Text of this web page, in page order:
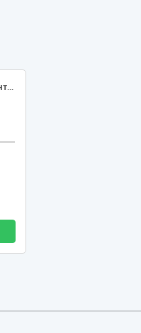
ДК 021:2015 - 50420000-5 Послуги з ремонту і технічного обслуговування медичного та хірургічного обладнання